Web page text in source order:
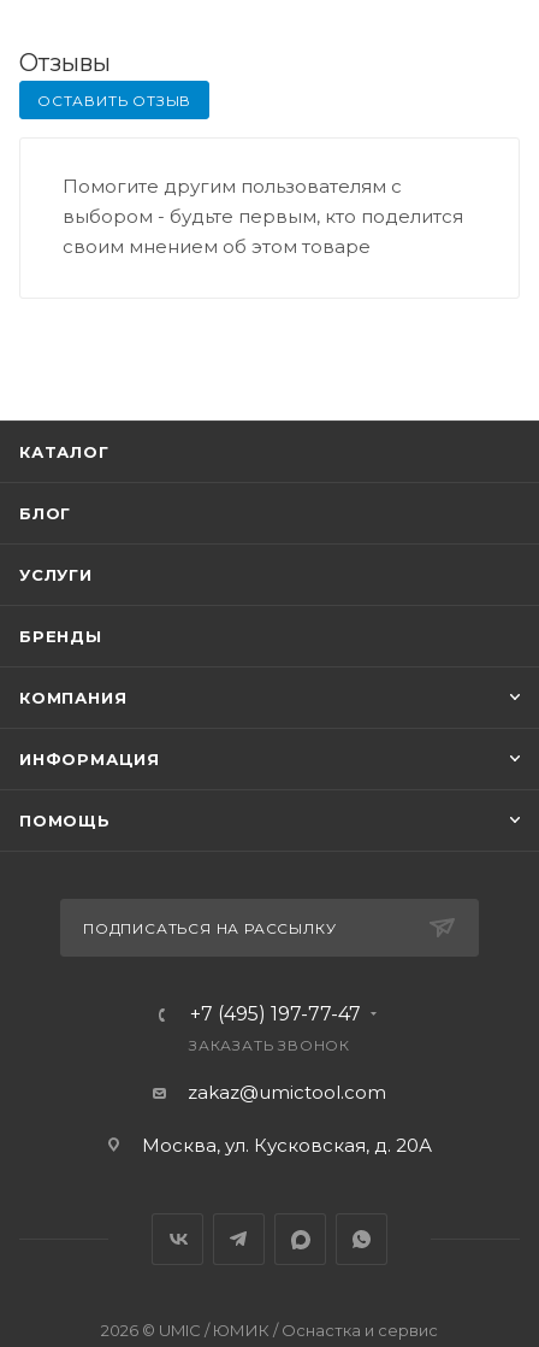
Отзывы
ОСТАВИТЬ ОТЗЫВ
Помогите другим пользователям с
выбором - будьте первым, кто поделится
своим мнением об этом товаре
КАТАЛОГ
БЛОГ
УСЛУГИ
БРЕНДЫ
КОМПАНИЯ
ИНФОРМАЦИЯ
ПОМОЩЬ
ПОДПИСАТЬСЯ НА РАССЫЛКУ
+7 (495) 197-77-47
ЗАКАЗАТЬ ЗВОНОК
zakaz@umictool.com
Москва, ул. Кусковская, д. 20А
2026 © UMIC / ЮМИК / Оснастка и сервис